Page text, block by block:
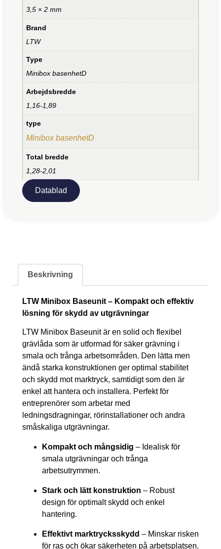
3,5 × 2 mm
Brand
LTW
Type
Minibox basenhetD
Arbejdsbredde
1,16-1,89
type
Minibox basenhetD
Total bredde
1,28-2,01
Datablad
Beskrivning
LTW Minibox Baseunit – Kompakt och effektiv
lösning för skydd av utgrävningar
LTW Minibox Baseunit är en solid och flexibel
grävlåda som är utformad för säker grävning i
smala och trånga arbetsområden. Den lätta men
ändå starka konstruktionen ger optimal stabilitet
och skydd mot marktryck, samtidigt som den är
enkel att hantera och installera. Perfekt för
entreprenörer som arbetar med
ledningsdragningar, rörinstallationer och andra
småskaliga utgrävningar.
Kompakt och mångsidig – Idealisk för
smala utgrävningar och trånga
arbetsutrymmen.
Stark och lätt konstruktion – Robust
design för optimalt skydd och enkel
hantering.
Effektivt marktrycksskydd – Minskar risken
för ras och ökar säkerheten på arbetsplatsen.